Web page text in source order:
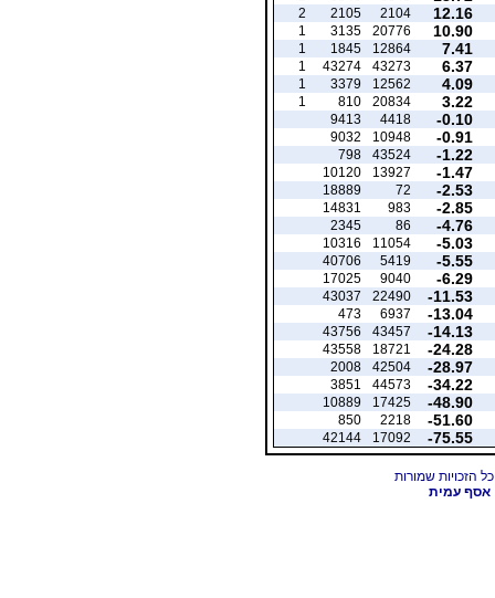
12.16
2104
2105
2
10.90
20776
3135
1
7.41
12864
1845
1
6.37
43273
43274
1
4.09
12562
3379
1
3.22
20834
810
1
-0.10
4418
9413
-0.91
10948
9032
-1.22
43524
798
-1.47
13927
10120
-2.53
72
18889
-2.85
983
14831
-4.76
86
2345
-5.03
11054
10316
-5.55
5419
40706
-6.29
9040
17025
-11.53
22490
43037
-13.04
6937
473
-14.13
43457
43756
-24.28
18721
43558
-28.97
42504
2008
-34.22
44573
3851
-48.90
17425
10889
-51.60
2218
850
-75.55
17092
42144
אסף עמית